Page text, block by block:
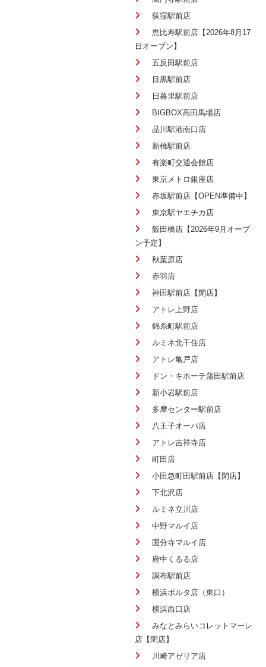
荻窪駅前店
恵比寿駅前店【2026年8月17
日オープン】
五反田駅前店
目黒駅前店
日暮里駅前店
BIGBOX高田馬場店
品川駅港南口店
新橋駅前店
有楽町交通会館店
東京メトロ銀座店
赤坂駅前店【OPEN準備中】
東京駅ヤエチカ店
飯田橋店【2026年9月オープ
ン予定】
秋葉原店
赤羽店
神田駅前店【閉店】
アトレ上野店
錦糸町駅前店
ルミネ北千住店
アトレ亀戸店
ドン・キホーテ蒲田駅前店
新小岩駅前店
多摩センター駅前店
八王子オーパ店
アトレ吉祥寺店
町田店
小田急町田駅前店【閉店】
下北沢店
ルミネ立川店
中野マルイ店
国分寺マルイ店
府中くるる店
調布駅前店
横浜ポルタ店（東口）
横浜西口店
みなとみらいコレットマーレ
店【閉店】
川崎アゼリア店